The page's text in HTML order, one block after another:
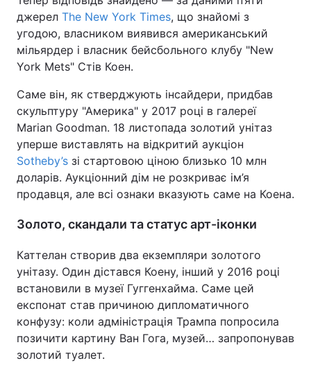
джерел The New York Times, що знайомі з
угодою, власником виявився американський
мільярдер і власник бейсбольного клубу "New
York Mets" Стів Коен.
Саме він, як стверджують інсайдери, придбав
скульптуру "Америка" у 2017 році в галереї
Marian Goodman. 18 листопада золотий унітаз
уперше виставлять на відкритий аукціон
Sotheby’s зі стартовою ціною близько 10 млн
доларів. Аукціонний дім не розкриває ім’я
продавця, але всі ознаки вказують саме на Коена.
Золото, скандали та статус арт-іконки
Каттелан створив два екземпляри золотого
унітазу. Один дістався Коену, інший у 2016 році
встановили в музеї Гуггенхайма. Саме цей
експонат став причиною дипломатичного
конфузу: коли адміністрація Трампа попросила
позичити картину Ван Гога, музей… запропонував
золотий туалет.